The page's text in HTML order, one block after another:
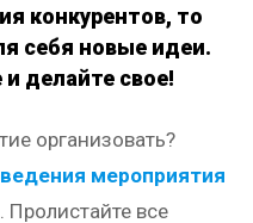
конкурентов, то
себя новые идеи.
делайте свое!
организовать?
мероприятия
все